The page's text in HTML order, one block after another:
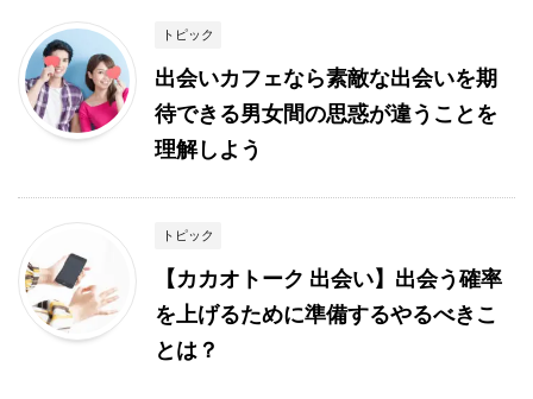
トピック
出会いカフェなら素敵な出会いを期
待できる男女間の思惑が違うことを
理解しよう
トピック
【カカオトーク 出会い】出会う確率
を上げるために準備するやるべきこ
とは？